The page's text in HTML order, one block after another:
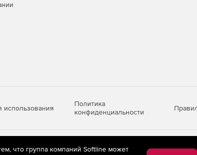
использования
Политика
конфиденциальности
(информационные технологии предоставления
что группа компаний Softline может